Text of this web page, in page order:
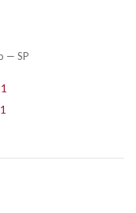
— SP